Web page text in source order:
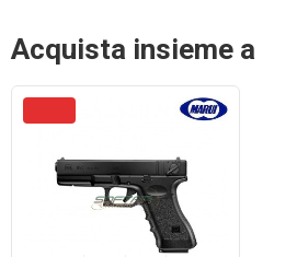
Acquista insieme a